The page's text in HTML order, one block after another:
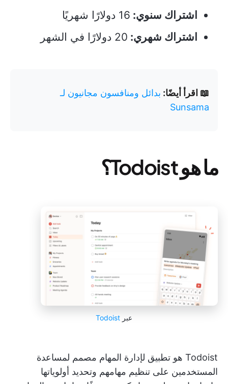
اشتراك سنوي: 16 دولارًا شهريًا
اشتراك شهري: 20 دولارًا في الشهر
📖 اقرأ أيضًا: بدائل ومنافسون مجانيون لـ
Sunsama
ما هو Todoist؟
عبر Todoist
Todoist هو تطبيق لإدارة المهام مصمم لمساعدة
المستخدمين على تنظيم مهامهم وتحديد أولوياتها